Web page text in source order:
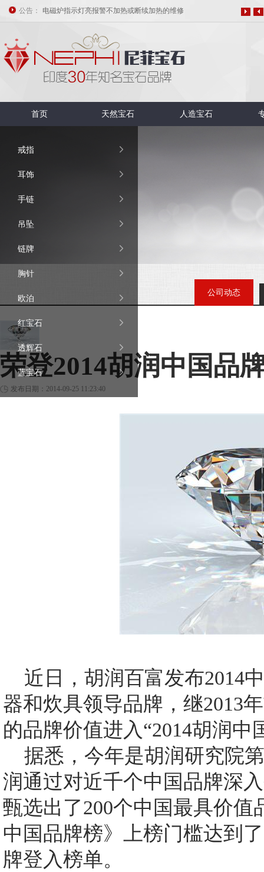
公告：
了解LM339快捷维修美的电磁炉
美的电磁炉PSY18B故障代码E05分析与维修
修电磁炉常用的假负载和保护措施
修电磁炉常用的假负载和保护措施
电磁炉指示灯亮报警不加热或断续加热的维修
首页 天然宝石 人造宝石
戒指 
耳饰 
手链 
吊坠 
链牌 
胸针 
欧泊 
红宝石 
透辉石 
蓝宝石 
公司动态
荣登2014胡润中国品
发布日期：2014-09-25 11:23:40
近日，胡润百富发布2014
器和炊具领导品牌，继2013
的品牌价值进入“2014胡润
据悉，今年是胡润研究院
润通过对近千个中国品牌深
甄选出了200个中国最具价
中国品牌榜》上榜门槛达到
牌登入榜单。